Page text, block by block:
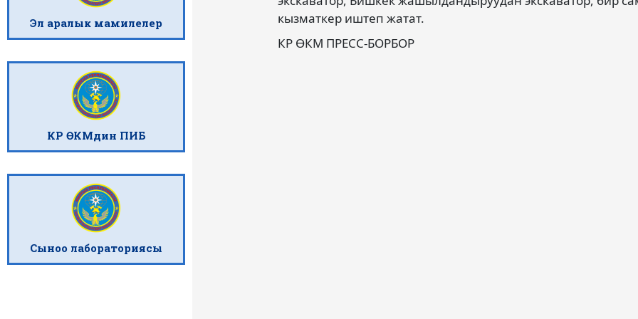
кызматкер иштеп жатат.
КР ӨКМ ПРЕСС-БОРБОР
Эл аралык мамилелер
КР ӨКМдин ПИБ
Сыноо лабораториясы